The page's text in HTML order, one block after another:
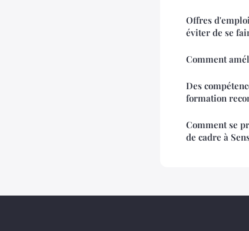
Offres
éviter de se
Comment
Des
formation
Comment se
de cadre à